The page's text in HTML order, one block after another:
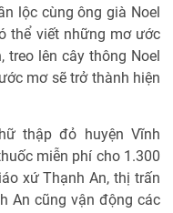
lộc cùng ông già Noel
thể viết những mơ ước
treo lên cây thông Noel
mơ sẽ trở thành hiện
thập đỏ huyện Vĩnh
miễn phí cho 1.300
xứ Thạnh An, thị trấn
An cũng vận động các